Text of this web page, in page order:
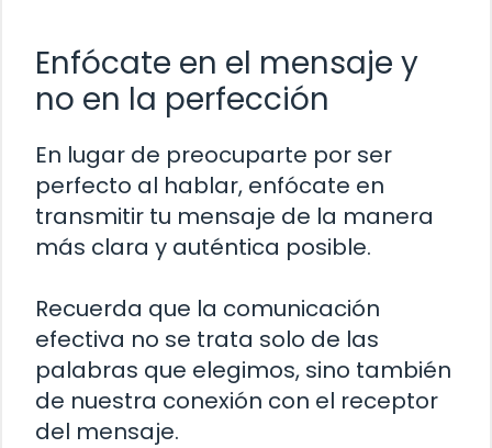
Enfócate en el mensaje y
no en la perfección
En lugar de preocuparte por ser
perfecto al hablar, enfócate en
transmitir tu mensaje de la manera
más clara y auténtica posible.
Recuerda que la comunicación
efectiva no se trata solo de las
palabras que elegimos, sino también
de nuestra conexión con el receptor
del mensaje.